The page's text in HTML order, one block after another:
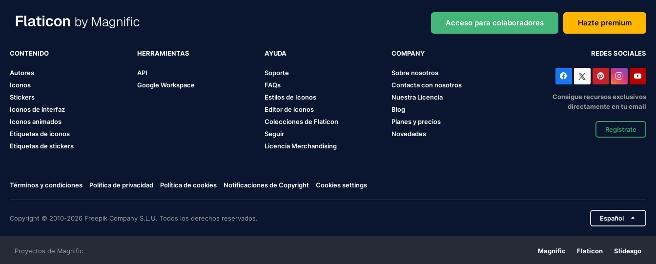
Acceso para colaboradores Hazte premium
CONTENIDO
Autores
Iconos
Stickers
Iconos de interfaz
Iconos animados
Etiquetas de iconos
Etiquetas de stickers
HERRAMIENTAS
API
Google Workspace
AYUDA
Soporte
FAQs
Estilos de Iconos
Editor de iconos
Colecciones de Flaticon
Seguir
Licencia Merchandising
COMPANY
Sobre nosotros
Contacta con nosotros
Nuestra Licencia
Blog
Planes y precios
Novedades
REDES SOCIALES
Consigue recursos exclusivos
directamente en tu email
Regístrate
Términos y condiciones Política de privacidad Política de cookies Notificaciones de Copyright Cookies settings
Copyright © 2010-2026 Freepik Company S.L.U. Todos los derechos reservados. Español
Proyectos de Magnific Magnific Flaticon Slidesgo